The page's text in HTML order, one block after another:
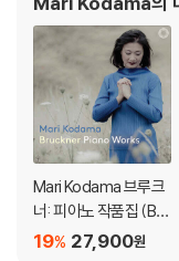
Mari Kodama 브루크
너: 피아노 작품집 (Bru
ckner: Piano Works)
27,900원
19%